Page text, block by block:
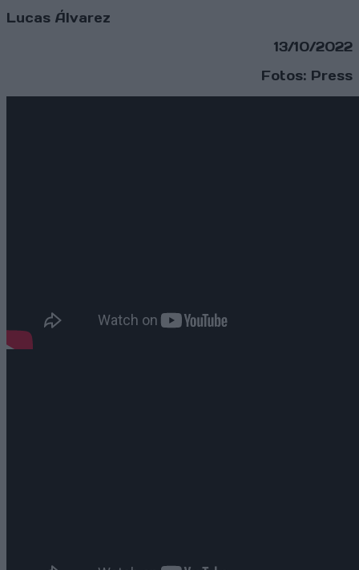
Lucas Álvarez
13/10/2022
Fotos: Press